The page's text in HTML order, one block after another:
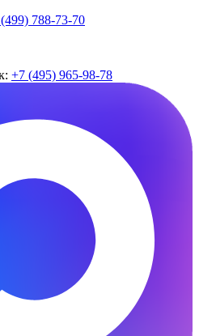
788-73-70
+7 (495) 965-98-78